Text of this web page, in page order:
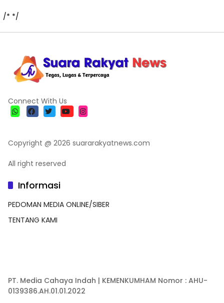
/* */
Connect With Us
Copyright @ 2026 suararakyatnews.com
All right reserved
Informasi
PEDOMAN MEDIA ONLINE/SIBER
TENTANG KAMI
PT. Media Cahaya Indah | KEMENKUMHAM Nomor : AHU-
0139386.AH.01.01.2022